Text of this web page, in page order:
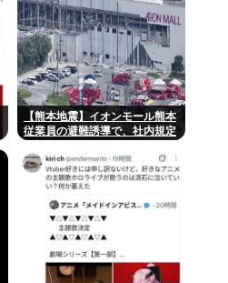
【熊本地震】イオンモール熊本
従業員の避難誘導で、社内規定